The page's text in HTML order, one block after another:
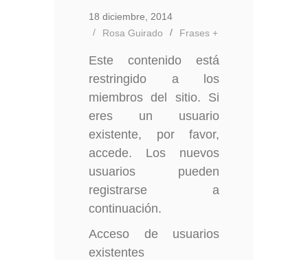
18 diciembre, 2014
Rosa Guirado
Frases +
Este contenido está
restringido a los
miembros del sitio. Si
eres un usuario
existente, por favor,
accede. Los nuevos
usuarios pueden
registrarse a
continuación.
Acceso de usuarios
existentes